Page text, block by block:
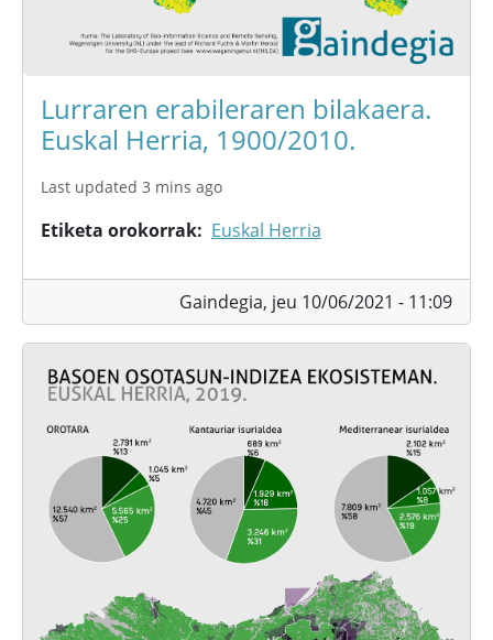
Lurraren erabileraren bilakaera.
Euskal Herria, 1900/2010.
Last updated 3 mins ago
Etiketa orokorrak Euskal Herria
Gaindegia, jeu 10/06/2021 - 11:09